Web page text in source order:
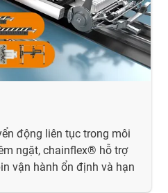
động liên tục trong môi
ngặt, chainflex® hỗ trợ
vận hành ổn định và hạn